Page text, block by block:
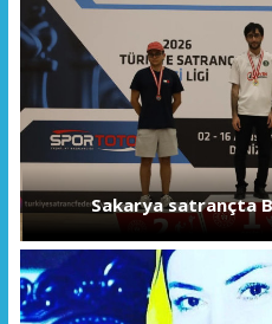
Sakarya satrançta